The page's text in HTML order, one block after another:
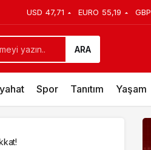
USD 47,71 EURO 55,19 GBP
ARA
Spor Tanıtım Yaşam